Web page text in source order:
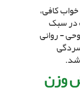
کافى،
در سبک
- روانى
وزن‏